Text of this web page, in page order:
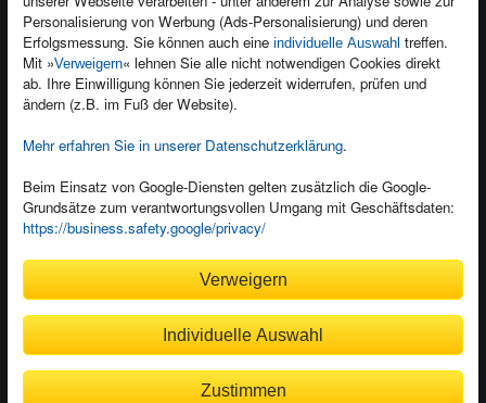
Personalisierung von Werbung (Ads-Personalisierung) und deren
Erfolgsmessung. Sie können auch eine individuelle Auswahl treffen.
Mit »Verweigern« lehnen Sie alle nicht notwendigen Cookies direkt
ab. Ihre Einwilligung können Sie jederzeit widerrufen, prüfen und
ändern (z.B. im Fuß der Website).
Mehr erfahren Sie in unserer Datenschutzerklärung.
Beim Einsatz von Google-Diensten gelten zusätzlich die Google-
Grundsätze zum verantwortungsvollen Umgang mit Geschäftsdaten:
https://business.safety.google/privacy/
Zustimmen
Verweigern
Individuelle Auswahl
Dozentenservice
Kundenservice
Wir sind gerne für Sie da!
service@rheinwerk-verlag.de
Rechnung Bankeinzug